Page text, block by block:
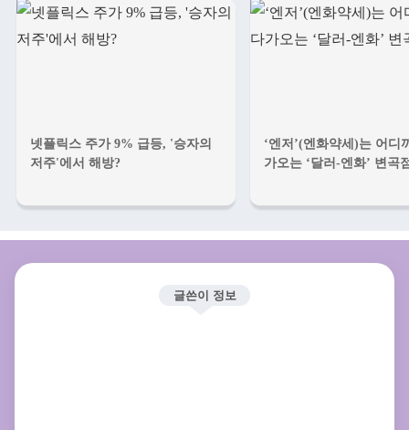
넷플릭스 주가 9% 급등, '승자의
저주'에서 해방?
‘엔저’(엔화약세)는 어디
가오는 ‘달러-엔화’ 변곡
글쓴이 정보